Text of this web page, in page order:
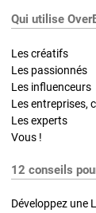
Qui utilise
Les créatifs
Les passionnés
Les influenceurs
Les entreprises,
Les experts
Vous !
12 conseils
Développez une